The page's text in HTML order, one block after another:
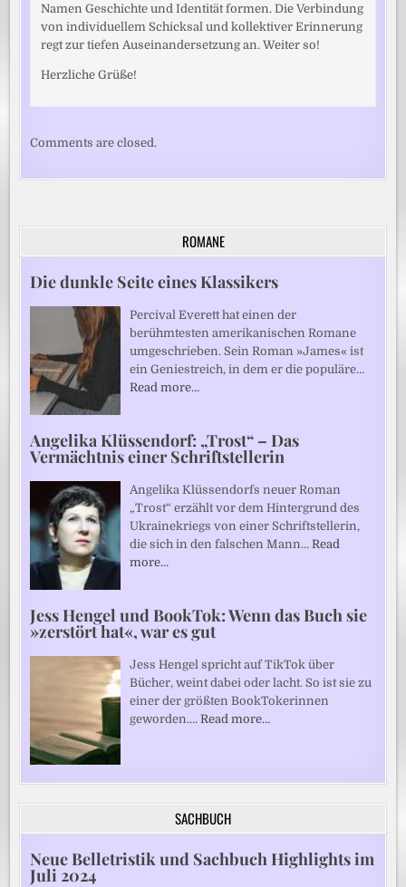
Namen Geschichte und Identität formen. Die Verbindung
von individuellem Schicksal und kollektiver Erinnerung
regt zur tiefen Auseinandersetzung an. Weiter so!
Herzliche Grüße!
Comments are closed.
ROMANE
Die dunkle Seite eines Klassikers
Percival Everett hat einen der
berühmtesten amerikanischen Romane
umgeschrieben. Sein Roman »James« ist
ein Geniestreich, in dem er die populäre…
Read more…
Angelika Klüssendorf: „Trost“ – Das
Vermächtnis einer Schriftstellerin
Angelika Klüssendorfs neuer Roman
„Trost“ erzählt vor dem Hintergrund des
Ukrainekriegs von einer Schriftstellerin,
die sich in den falschen Mann…Read
more…
Jess Hengel und BookTok: Wenn das Buch sie
»zerstört hat«, war es gut
Jess Hengel spricht auf TikTok über
Bücher, weint dabei oder lacht. So ist sie zu
einer der größten BookTokerinnen
geworden.…Read more…
SACHBUCH
Neue Belletristik und Sachbuch Highlights im
Juli 2024